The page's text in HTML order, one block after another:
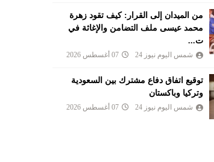
من الميدان إلى القرار: كيف تقود زهرة
محمد عيسى ملف التضامن والإغاثة في
ت...
شمس اليوم نيوز 24 07 أغسطس 2026
توقيع اتفاق دفاع مشترك بين السعودية
وتركيا وباكستان
شمس اليوم نيوز 24 07 أغسطس 2026